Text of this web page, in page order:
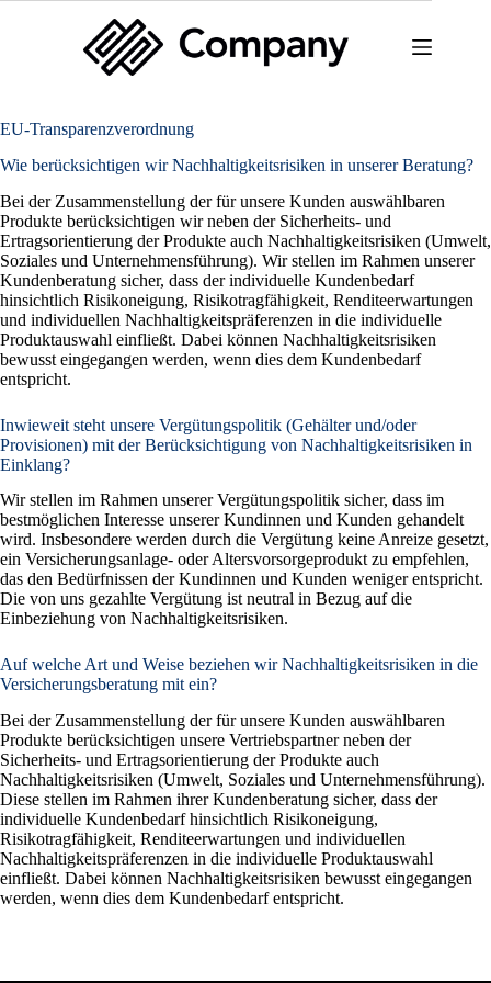
EU-Transparenzverordnung
Wie berücksichtigen wir Nachhaltigkeitsrisiken in unserer Beratung?
Bei der Zusammenstellung der für unsere Kunden auswählbaren
Produkte berücksichtigen wir neben der Sicherheits- und
Ertragsorientierung der Produkte auch Nachhaltigkeitsrisiken (Umwelt,
Soziales und Unternehmensführung). Wir stellen im Rahmen unserer
Kundenberatung sicher, dass der individuelle Kundenbedarf
hinsichtlich Risikoneigung, Risikotragfähigkeit, Renditeerwartungen
und individuellen Nachhaltigkeitspräferenzen in die individuelle
Produktauswahl einfließt. Dabei können Nachhaltigkeitsrisiken
bewusst eingegangen werden, wenn dies dem Kundenbedarf
entspricht.
Inwieweit steht unsere Vergütungspolitik (Gehälter und/oder
Provisionen) mit der Berücksichtigung von Nachhaltigkeitsrisiken in
Einklang?
Wir stellen im Rahmen unserer Vergütungspolitik sicher, dass im
bestmöglichen Interesse unserer Kundinnen und Kunden gehandelt
wird. Insbesondere werden durch die Vergütung keine Anreize gesetzt,
ein Versicherungsanlage- oder Altersvorsorgeprodukt zu empfehlen,
das den Bedürfnissen der Kundinnen und Kunden weniger entspricht.
Die von uns gezahlte Vergütung ist neutral in Bezug auf die
Einbeziehung von Nachhaltigkeitsrisiken.
Auf welche Art und Weise beziehen wir Nachhaltigkeitsrisiken in die
Versicherungsberatung mit ein?
Bei der Zusammenstellung der für unsere Kunden auswählbaren
Produkte berücksichtigen unsere Vertriebspartner neben der
Sicherheits- und Ertragsorientierung der Produkte auch
Nachhaltigkeitsrisiken (Umwelt, Soziales und Unternehmensführung).
Diese stellen im Rahmen ihrer Kundenberatung sicher, dass der
individuelle Kundenbedarf hinsichtlich Risikoneigung,
Risikotragfähigkeit, Renditeerwartungen und individuellen
Nachhaltigkeitspräferenzen in die individuelle Produktauswahl
einfließt. Dabei können Nachhaltigkeitsrisiken bewusst eingegangen
werden, wenn dies dem Kundenbedarf entspricht.